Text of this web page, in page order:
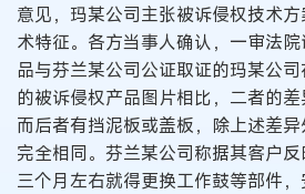
意见，玛某公司主张被诉侵权技术
术特征。各方当事人确认，一审法
品与芬兰某公司公证取证的玛某公
的被诉侵权产品图片相比，二者的
而后者有挡泥板或盖板，除上述差
完全相同。芬兰某公司称据其客户
三个月左右就得更换工作鼓等部件